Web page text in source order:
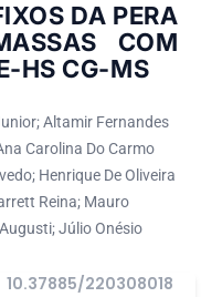
DA PERA
COM
HS CG-MS
Altamir Fernandes
Carolina Do Carmo
Henrique De Oliveira
Reina; Mauro
Júlio Onésio
10.37885/220308018